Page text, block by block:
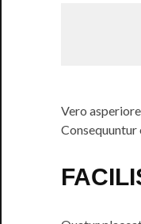
Vero
Consequuntur